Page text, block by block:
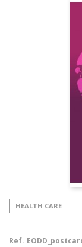
HEALTH CARE
Ref.